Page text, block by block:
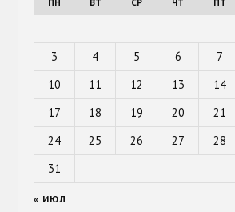
3
4 5 6 7
10
11 12 13 14
17
18 19 20 21
24
25 26 27 28
31
« ИЮЛ